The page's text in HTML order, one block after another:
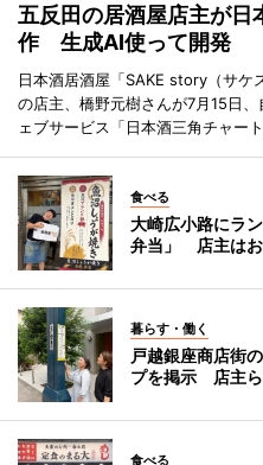
五反田の居酒屋店主が日
作 生成AI使って開発
日本酒居酒屋「SAKE story（サケ
の店主、橋野元樹さんが7月15日
ェブサービス「日本酒三角チャー
食べる
大崎広小路にラ
弁当」 店主はお
暮らす・働く
戸越銀座商店街
プを掲示 店主
食べる